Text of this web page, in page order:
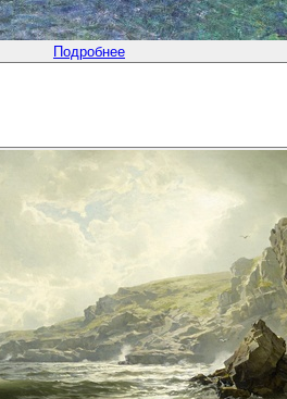
Подробнее